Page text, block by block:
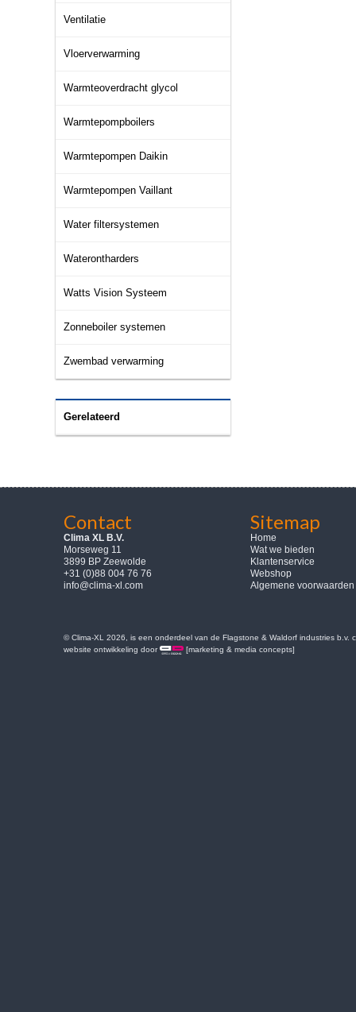
Ventilatie
Vloerverwarming
Warmteoverdracht glycol
Warmtepompboilers
Warmtepompen Daikin
Warmtepompen Vaillant
Water filtersystemen
Waterontharders
Watts Vision Systeem
Zonneboiler systemen
Zwembad verwarming
Gerelateerd
Contact
Clima XL B.V.
Morseweg 11
3899 BP Zeewolde
+31 (0)88 004 76 76
info@clima-xl.com
Sitemap
Home
Wat we bieden
Klantenservice
Webshop
Algemene voorwaarden
© Clima-XL 2026, is een onderdeel van de Flagstone & Waldorf industries b.v.
website ontwikkeling door
[marketing & media concepts]